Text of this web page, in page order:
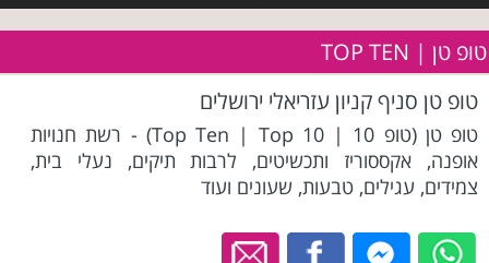
טופ טן | TOP TEN
טופ טן סניף קניון עזריאלי ירושלים
טופ טן (טופ 10 | Top Ten | Top 10) - רשת חנויות
אופנה, אקססוריז ותכשיטים, לרבות תיקים, נעלי בית,
צמידים, עגילים, טבעות, שעונים ועוד